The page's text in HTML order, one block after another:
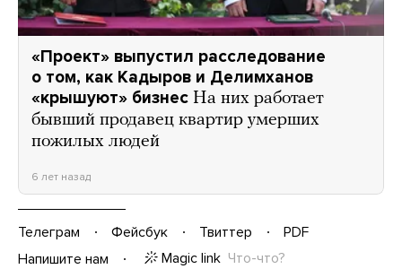
«Проект» выпустил расследование
о том, как Кадыров и Делимханов
«крышуют» бизнес На них работает
бывший продавец квартир умерших
пожилых людей
6 лет назад
Телеграм Фейсбук Твиттер
PDF
Напишите нам
Magic link Что-что?